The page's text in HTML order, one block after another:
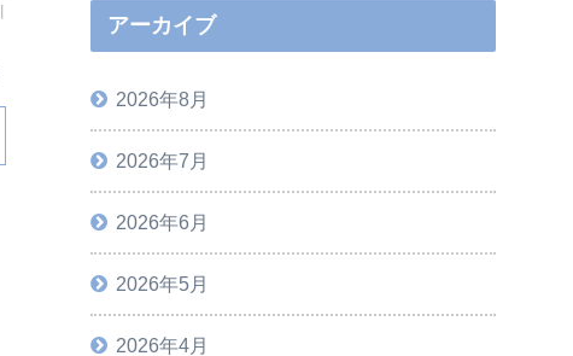
アーカイブ
2026年8月
2026年7月
2026年6月
2026年5月
2026年4月